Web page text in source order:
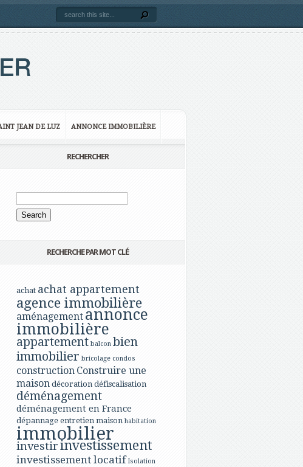
JEAN DE LUZ ANNONCE IMMOBILIÈRE
RECHERCHER
RECHERCHE PAR MOT CLÉ
achat achat appartement
agence immobilière
aménagement annonce
immobilière
appartement balcon bien
immobilier bricolage condos
construction Construire une
maison décoration défiscalisation
déménagement
déménagement en France
dépannage entretien maison habitation
immobilier
investirinvestissement
investissement locatif Isolation